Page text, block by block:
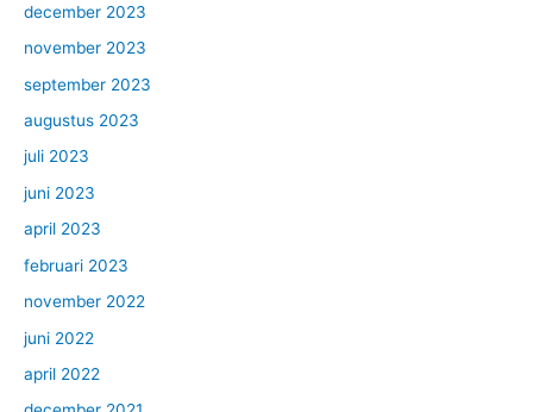
december 2023
november 2023
september 2023
augustus 2023
juli 2023
juni 2023
april 2023
februari 2023
november 2022
juni 2022
april 2022